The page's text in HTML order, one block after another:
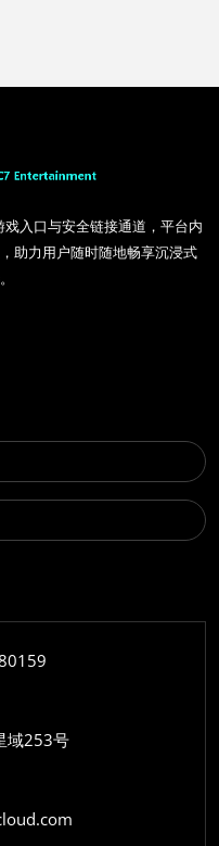
入口与安全链接通道，平台内
助力用户随时随地畅享沉浸式
域253号